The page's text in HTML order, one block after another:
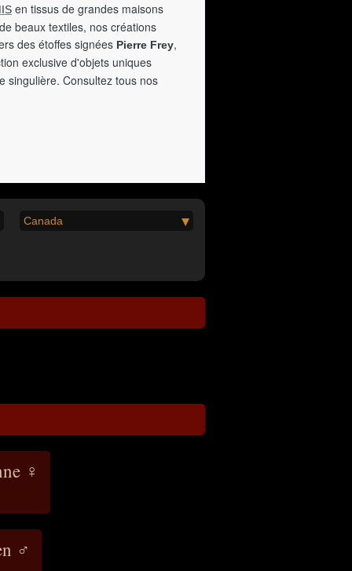
en tissus de grandes maisons
beaux textiles, nos créations
des étoffes signées Pierre Frey,
exclusive d'objets uniques
singulière. Consultez tous nos
Canada
♀
♂